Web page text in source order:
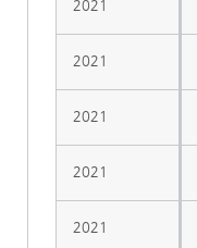
2021
2021
2021
2021
2021